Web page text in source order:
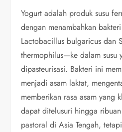
Yogurt adalah produk susu
dengan menambahkan
Lactobacillus bulgaricus dan
thermophilus—ke dalam susu
dipasteurisasi. Bakteri ini
menjadi asam laktat,
memberikan rasa asam yang
dapat ditelusuri hingga
pastoral di Asia Tengah,